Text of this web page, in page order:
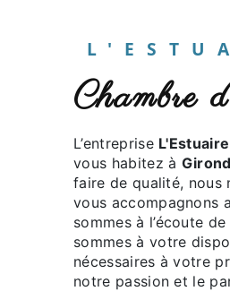
L’entreprise L'Estuaire
vous habitez à
faire de qualité, nous
vous accompagnons
sommes à l’écoute
sommes à votre
nécessaires à votre
notre passion et le